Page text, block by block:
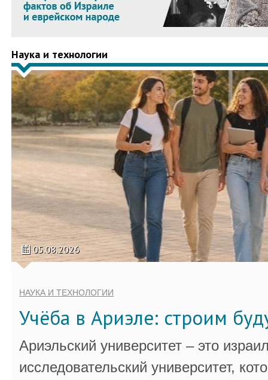
Наука и технологии
05.08.2026
НАУКА И ТЕХНОЛОГИИ
Учёба в Ариэле: строим
Ариэльский университет – это
исследовательский университет,